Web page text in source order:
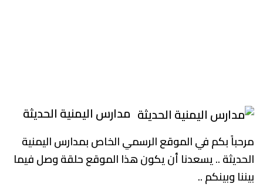
مدارس اليمنية الحديثة
مرحباً بكم في الموقع الرسمي الخاص بمدارس اليمنية
الحديثة .. يسعدنا أن يكون هذا الموقع حلقة وصل فيما
بيننا وبينكم ..